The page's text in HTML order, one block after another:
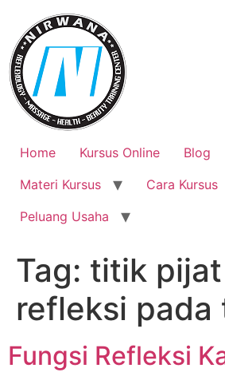
content
Home Kursus Online
Blog
Materi Kursus
Cara Kursus
Peluang Usaha
Tag: titik pijat
refleksi pada
Fungsi Refleksi